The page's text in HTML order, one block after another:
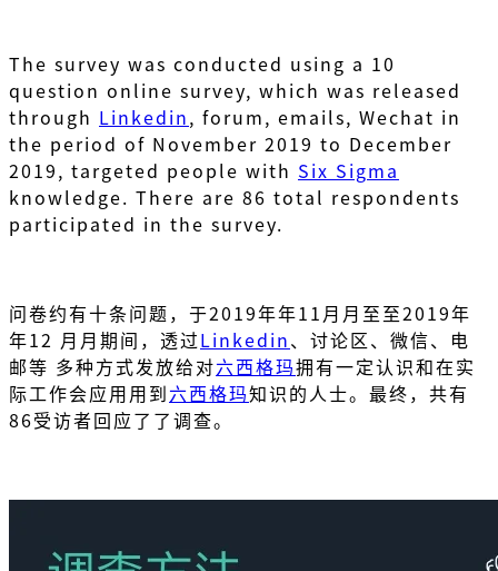
The survey was conducted using a 10
question online survey, which was released
through Linkedin, forum, emails, Wechat in
the period of November 2019 to December
2019, targeted people with Six Sigma
knowledge. There are 86 total respondents
participated in the survey.
问卷约有十条问题，于2019年年11⽉月⾄至2019年
年12 ⽉月期间，透过Linkedin、讨论区、微信、电
邮等 多种方式发放给对六西格玛拥有一定认识和在实
际⼯作会应⽤用到六西格玛知识的⼈士。最终，共有
86受访者回应了了调查。